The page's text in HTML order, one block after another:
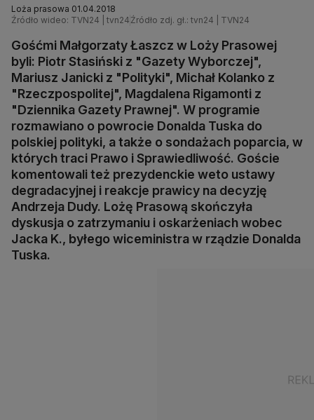
Loża prasowa 01.04.2018
Źródło wideo: TVN24 | tvn24 Źródło zdj. gł.: tvn24 | TVN24
Gośćmi Małgorzaty Łaszcz w Loży Prasowej
byli: Piotr Stasiński z "Gazety Wyborczej",
Mariusz Janicki z "Polityki", Michał Kolanko z
"Rzeczpospolitej", Magdalena Rigamonti z
"Dziennika Gazety Prawnej". W programie
rozmawiano o powrocie Donalda Tuska do
polskiej polityki, a także o sondażach poparcia, w
których traci Prawo i Sprawiedliwość. Goście
komentowali też prezydenckie weto ustawy
degradacyjnej i reakcje prawicy na decyzję
Andrzeja Dudy. Lożę Prasową skończyła
dyskusja o zatrzymaniu i oskarżeniach wobec
Jacka K., byłego wiceministra w rządzie Donalda
Tuska.